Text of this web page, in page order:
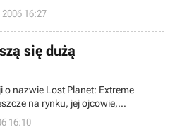
premiera Edycji Deluxe gry
na styczeń.
2006 16:27
się dużą
nazwie Lost Planet: Extreme
na rynku, jej ojcowie,
mogą mieć powody do
ogromnego zainteresowania,
16:10